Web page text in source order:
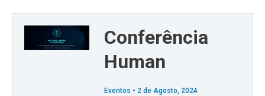
Conferência
Human
Eventos • 2 de Agosto, 2024